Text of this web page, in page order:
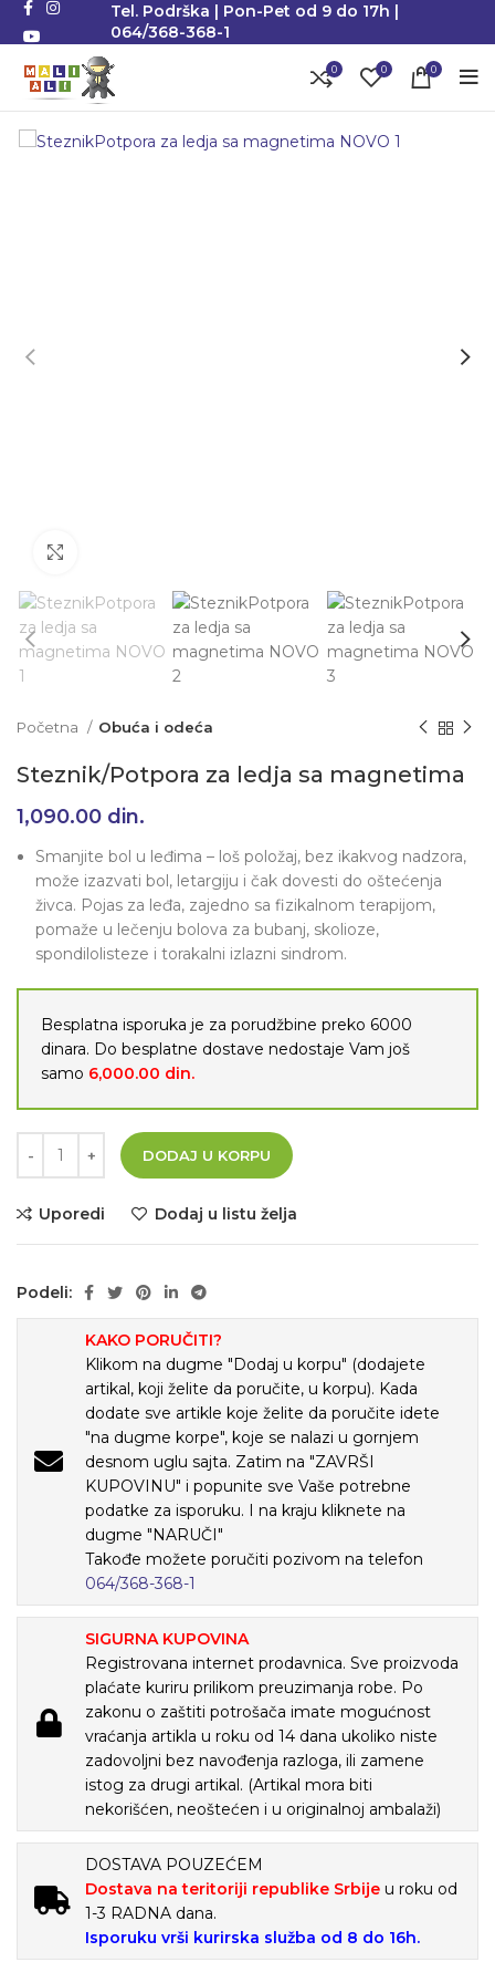
Tel. Podrška | Pon-Pet od 9 do 17h |
064/368-368-1
0 0 0
Početna Obuća i odeća
Steznik/Potpora za ledja sa magnetima
1,090.00 din.
Smanjite bol u leđima – loš položaj, bez ikakvog nadzora,
može izazvati bol, letargiju i čak dovesti do oštećenja
živca. Pojas za leđa, zajedno sa fizikalnom terapijom,
pomaže u lečenju bolova za bubanj, skolioze,
spondilolisteze i torakalni izlazni sindrom.
Besplatna isporuka je za porudžbine preko 6000
dinara. Do besplatne dostave nedostaje Vam još
samo 6,000.00 din.
DODAJ U KORPU
Uporedi Dodaj u listu želja
Podeli:
KAKO PORUČITI?
Klikom na dugme "Dodaj u korpu" (dodajete
artikal, koji želite da poručite, u korpu). Kada
dodate sve artikle koje želite da poručite idete
"na dugme korpe", koje se nalazi u gornjem
desnom uglu sajta. Zatim na "ZAVRŠI
KUPOVINU" i popunite sve Vaše potrebne
podatke za isporuku. I na kraju kliknete na
dugme "NARUČI"
Takođe možete poručiti pozivom na telefon
064/368-368-1
SIGURNA KUPOVINA
Registrovana internet prodavnica. Sve proizvoda
plaćate kuriru prilikom preuzimanja robe. Po
zakonu o zaštiti potrošača imate mogućnost
vraćanja artikla u roku od 14 dana ukoliko niste
zadovoljni bez navođenja razloga, ili zamene
istog za drugi artikal. (Artikal mora biti
nekorišćen, neoštećen i u originalnoj ambalaži)
DOSTAVA POUZEĆEM
Dostava na teritoriji republike Srbije u roku od
1-3 RADNA dana.
Isporuku vrši kurirska služba od 8 do 16h.